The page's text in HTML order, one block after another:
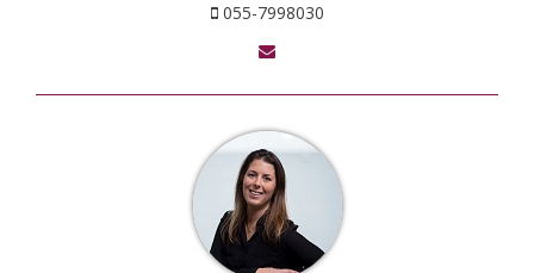
055-7998030